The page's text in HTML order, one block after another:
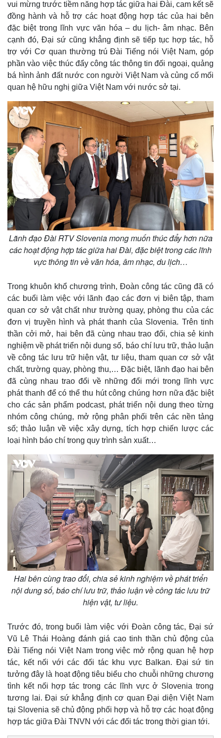
Pháp luật
Vụ án
Tin nóng
Tư vấn luật
Quân sự - Quốc phòng
Vũ khí
Việt Nam
Phân tích
vui mừng trước tiềm năng hợp tác giữa hai Đài, cam kết sẽ
đồng hành và hỗ trợ các hoạt động hợp tác của hai bên
đặc biệt trong lĩnh vực văn hóa – du lịch- âm nhạc. Bên
cạnh đó, Đại sứ cũng khẳng định sẽ tiếp tục hợp tác, hỗ
trợ với Cơ quan thường trú Đài Tiếng nói Việt Nam, góp
phần vào việc thúc đẩy công tác thông tin đối ngoại, quảng
bá hình ảnh đất nước con người Việt Nam và củng cố mối
quan hệ hữu nghị giữa Việt Nam với nước sở tại.
Lãnh đạo Đài RTV Slovenia mong muốn thúc đẩy hơn nữa
các hoạt động hợp tác giữa hai Đài, đặc biệt trong các lĩnh
vực thông tin về văn hóa, âm nhạc, du lịch…
Trong khuôn khổ chương trình, Đoàn công tác cũng đã có
các buổi làm việc với lãnh đạo các đơn vị biên tập, tham
quan cơ sở vật chất như trường quay, phòng thu của các
đơn vị truyền hình và phát thanh của Slovenia. Trên tinh
thần cởi mở, hai bên đã cùng nhau trao đổi, chia sẻ kinh
nghiệm về phát triển nội dung số, báo chí lưu trữ, thảo luận
về công tác lưu trữ hiện vật, tư liệu, tham quan cơ sở vật
chất, trường quay, phòng thu,… Đặc biệt, lãnh đạo hai bên
đã cùng nhau trao đổi về những đổi mới trong lĩnh vực
phát thanh để có thể thu hút công chúng hơn nữa đặc biệt
cho các sản phẩm podcast, phát triển nội dung theo từng
nhóm công chúng, mở rộng phân phối trên các nền tảng
số; thảo luận về việc xây dựng, tích hợp chiến lược các
loại hình báo chí trong quy trình sản xuất…
Hai bên cùng trao đổi, chia sẻ kinh nghiệm về phát triển
nội dung số, báo chí lưu trữ, thảo luận về công tác lưu trữ
hiện vật, tư liệu.
Trước đó, trong buổi làm việc với Đoàn công tác, Đại sứ
Vũ Lê Thái Hoàng đánh giá cao tinh thần chủ động của
Đài Tiếng nói Việt Nam trong việc mở rộng quan hệ hợp
tác, kết nối với các đối tác khu vực Balkan. Đại sứ tin
tưởng đây là hoạt động tiêu biểu cho chuỗi những chương
tình kết nối hợp tác trong các lĩnh vực ở Slovenia trong
tương lai. Đại sứ khẳng định cơ quan Đại diện Việt Nam
tại Slovenia sẽ chủ động phối hợp và hỗ trợ các hoạt động
hợp tác giữa Đài TNVN với các đối tác trong thời gian tới.